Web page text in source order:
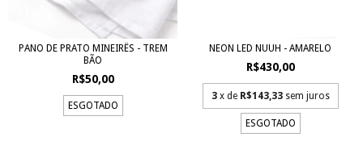
PANO DE PRATO MINEIRÊS - TREM
BÃO
R$50,00
ESGOTADO
NEON LED NUUH - AMARELO
R$430,00
3 x de R$143,33 sem juros
ESGOTADO